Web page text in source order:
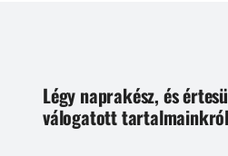
Légy naprakész, és
válogatott tartalmainkról